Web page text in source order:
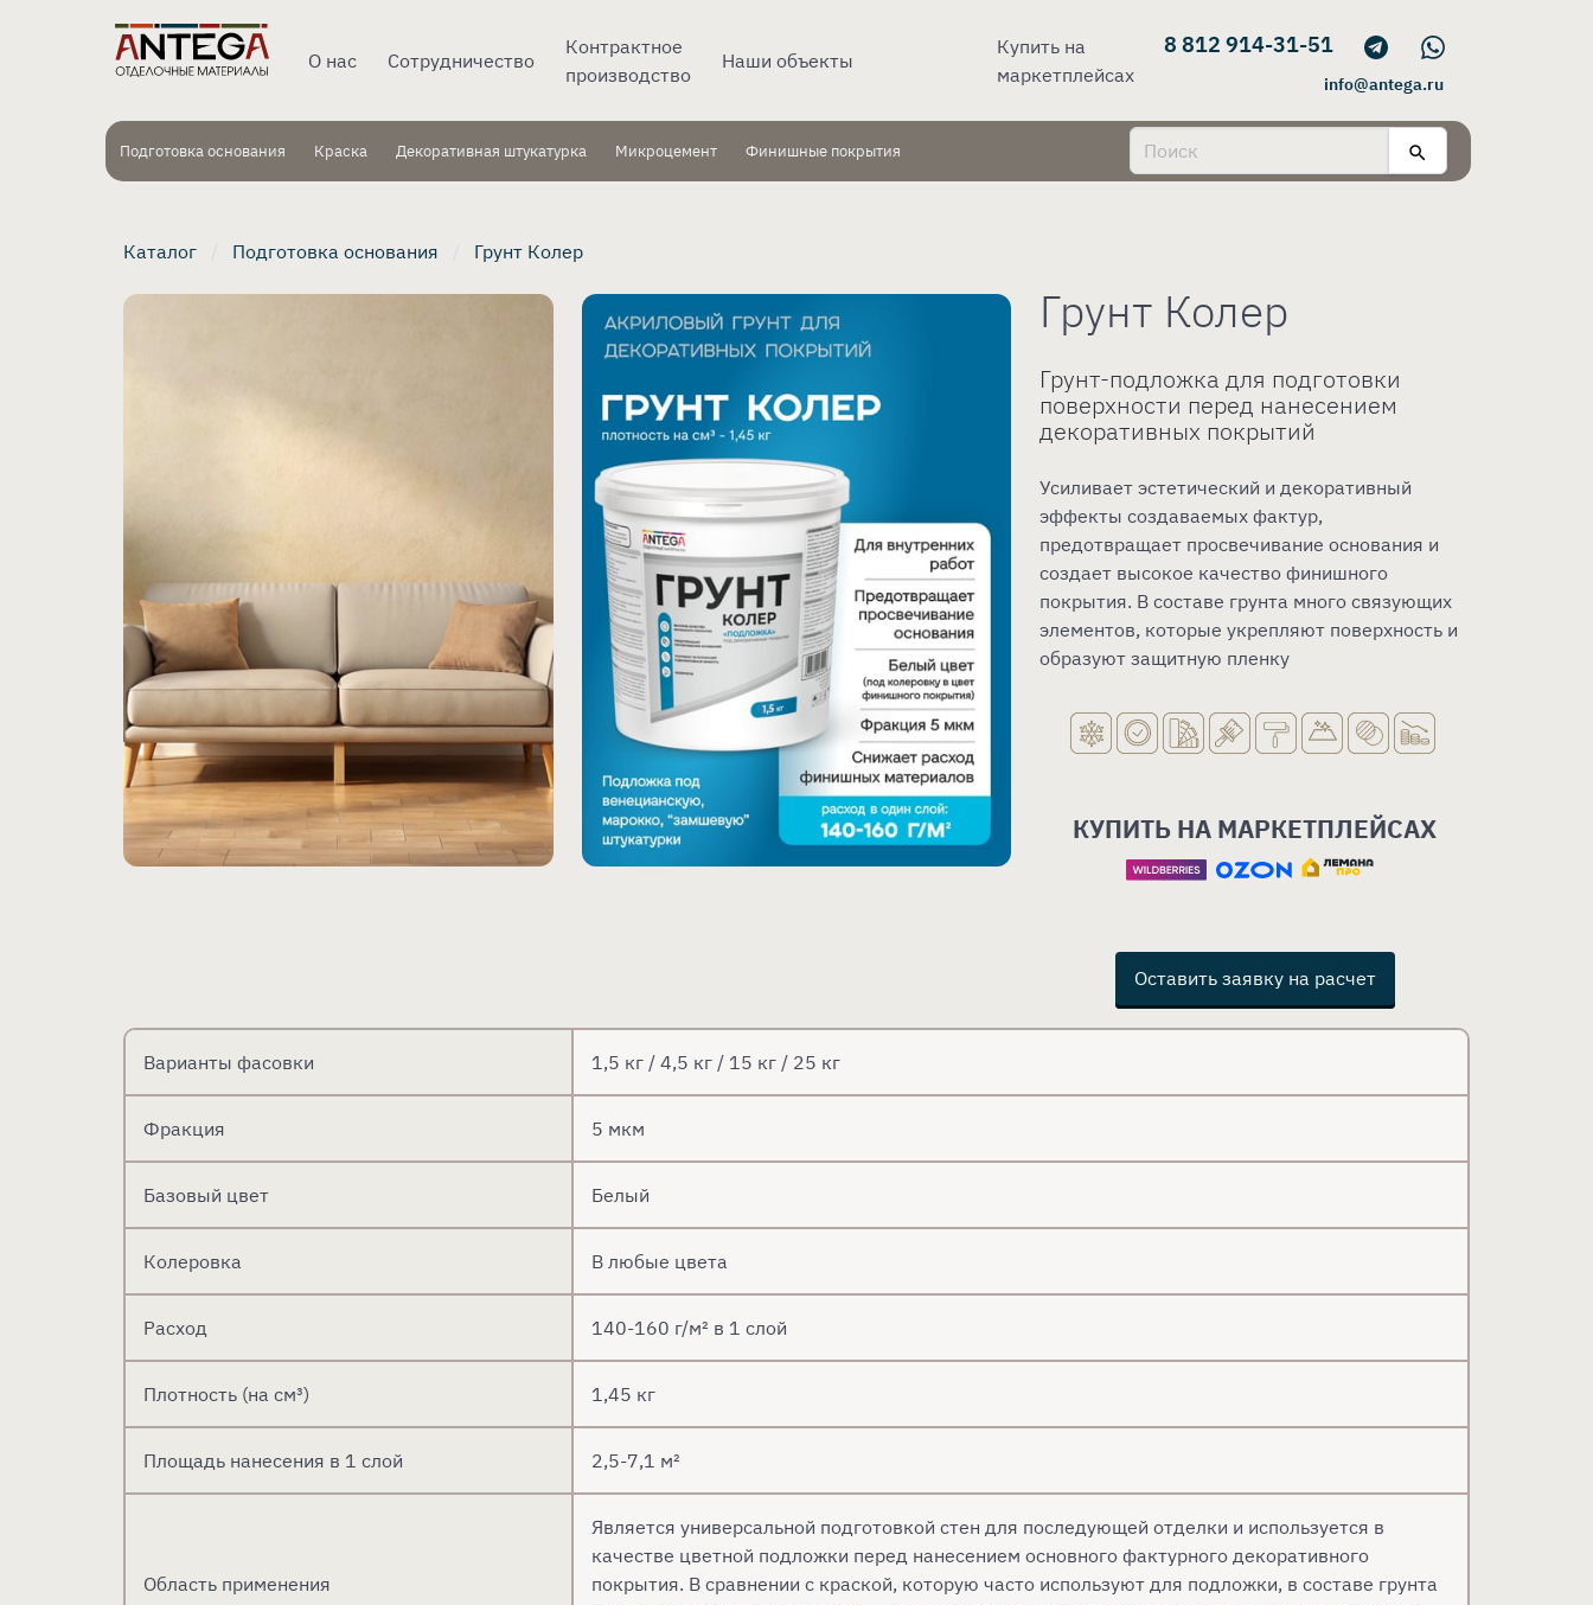
О нас Сотрудничество
Контрактное
производство
Наши объекты
Купить на
маркетплейсах
8 812 914-31-51
info@antega.ru
Подготовка основания Краска Декоративная штукатурка Микроцемент Финишные покрытия
Каталог Подготовка основания Грунт Колер
Грунт Колер
Грунт-подложка для подготовки
поверхности перед нанесением
декоративных покрытий
Усиливает эстетический и декоративный
эффекты создаваемых фактур,
предотвращает просвечивание основания и
создает высокое качество финишного
покрытия. В составе грунта много связующих
элементов, которые укрепляют поверхность и
образуют защитную пленку
КУПИТЬ НА МАРКЕТПЛЕЙСАХ
Оставить заявку на расчет
Варианты фасовки 1,5 кг / 4,5 кг / 15 кг / 25 кг
Фракция 5 мкм
Базовый цвет Белый
Колеровка В любые цвета
Расход 140-160 г/м² в 1 слой
Плотность (на см³) 1,45 кг
Площадь нанесения в 1 слой 2,5-7,1 м²
Область применения
Является универсальной подготовкой стен для последующей отделки и используется в
качестве цветной подложки перед нанесением основного фактурного декоративного
покрытия. В сравнении с краской, которую часто используют для подложки, в составе грунта